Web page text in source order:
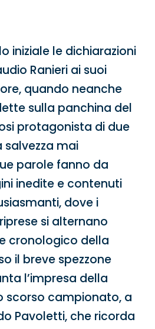
iniziale le dichiarazioni
Ranieri ai suoi
quando neanche
sulla panchina del
protagonista di due
salvezza mai
parole fanno da
inedite e contenuti
dove i
si alternano
cronologico della
il breve spezzone
l’impresa della
scorso campionato, a
Pavoletti, che ricorda